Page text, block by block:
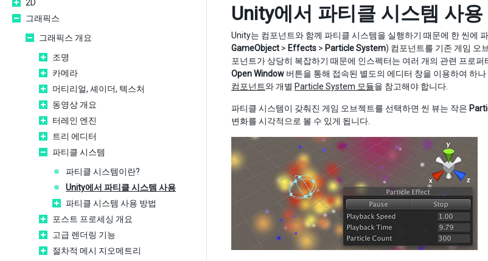
2D
그래픽스
그래픽스 개요
조명
카메라
머티리얼, 셰이더, 텍스처
동영상 개요
터레인 엔진
트리 에디터
파티클 시스템
파티클 시스템이란?
Unity에서 파티클 시스템 사용
파티클 시스템 사용 방법
포스트 프로세싱 개요
고급 렌더링 기능
절차적 메시 지오메트리
Unity에서 파티클 시스템 사용
Unity는 컴포넌트와 함께 파티클 시스템을 실행하기 때문에 한 씬에
GameObject > Effects > Particle System) 컴포넌트를 기존 게임 오
포넌트가 상당히 복잡하기 때문에 인스펙터는 여러 개의 관련 프로
Open Window 버튼을 통해 접속된 별도의 에디터 창을 이용하여 하
컴포넌트와 개별 Particle System 모듈을 참고해야 합니다.
파티클 시스템이 갖춰진 게임 오브젝트를 선택하면 씬 뷰는 작은
변화를 시각적으로 볼 수 있게 됩니다.